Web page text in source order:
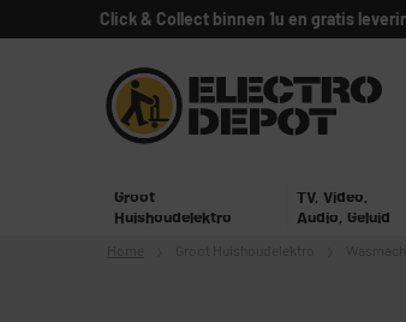
Click & Collect binnen 1u en gratis
Groot
Huishoudelektro
TV, Video,
Audio, Geluid